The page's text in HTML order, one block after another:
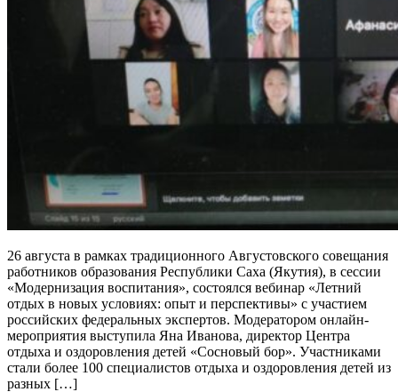
26 августа в рамках традиционного Августовского совещания
работников образования Республики Саха (Якутия), в сессии
«Модернизация воспитания», состоялся вебинар «Летний
отдых в новых условиях: опыт и перспективы» с участием
российских федеральных экспертов. Модератором онлайн-
мероприятия выступила Яна Иванова, директор Центра
отдыха и оздоровления детей «Сосновый бор». Участниками
стали более 100 специалистов отдыха и оздоровления детей из
разных […]